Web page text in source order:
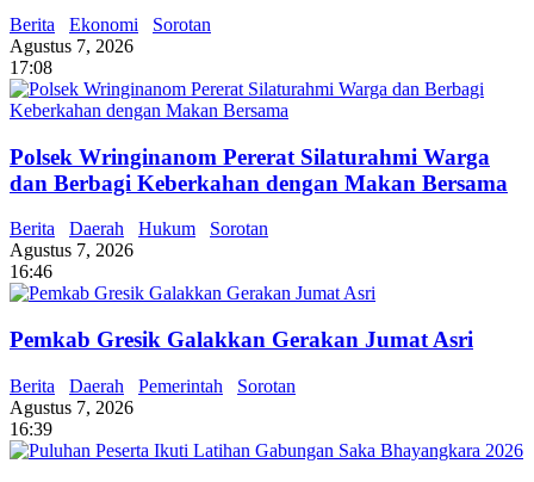
Berita Ekonomi
Sorotan
Agustus 7, 2026
17:08
Polsek Wringinanom Pererat Silaturahmi Warga
dan Berbagi Keberkahan dengan Makan Bersama
Berita Daerah Hukum
Sorotan
Agustus 7, 2026
16:46
Pemkab Gresik Galakkan Gerakan Jumat Asri
Berita Daerah Pemerintah
Sorotan
Agustus 7, 2026
16:39